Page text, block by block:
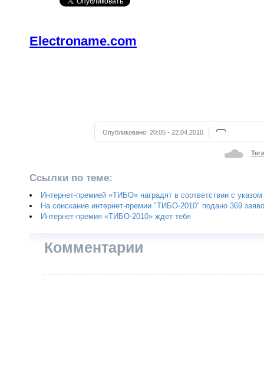
Electroname.com
Опубликовано: 20:05 - 22.04.2010
Ссылки по теме:
Интернет-премией «ТИБО» наградят в соответствии с
На соискание интернет-премии "ТИБО-2010" подано 369
Интернет-премия «ТИБО-2010» ждет тебя
Комментарии